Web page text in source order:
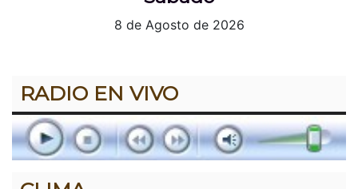
8 de Agosto de 2026
RADIO EN VIVO